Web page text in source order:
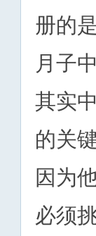
册的
月子
其实
的关
因为
必须